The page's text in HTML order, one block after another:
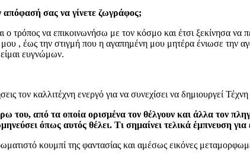
απόφασή σας να γίνετε ζωγράφος;
τρόπος να επικοινωνήσω με τον κόσμο και έτσι ξεκίνησα να
, έως την στιγμή που η αγαπημένη μου μητέρα ένιωσε την
ευγνώμων.
τον καλλιτέχνη ενεργό για να συνεχίσει να δημιουργεί
του, από τα οποία ορισμένα τον θέλγουν και άλλα τον
όπως αυτός θέλει. Τι σημαίνει τελικά έμπνευση για
κουμπί της φαντασίας και αμέσως εικόνες